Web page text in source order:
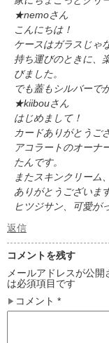
★nemoさん
こんにちは！
ケースはガラスじゃ
持ち運びのときに、
びました。
でも蓋もシルバーで
★kiibouさん
はじめまして！
カードありがとうご
アコラートのオーナ
たんです。
またスキンクリーム
ありがとうございま
ヒツジサン、可愛が
返信
コメントを残す
メールアドレスが公開
は必須項目です
コメント *